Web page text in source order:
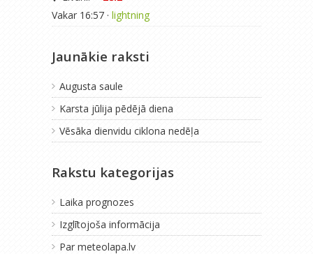
Vakar 16:57 · lightning
Jaunākie raksti
Augusta saule
Karsta jūlija pēdējā diena
Vēsāka dienvidu ciklona nedēļa
Rakstu kategorijas
Laika prognozes
Izglītojoša informācija
Par meteolapa.lv